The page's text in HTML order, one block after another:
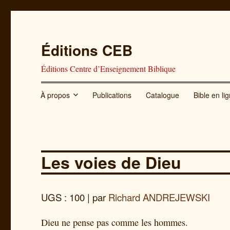
Éditions CEB
Éditions Centre d’Enseignement Biblique
À propos Publications Catalogue Bible en
Les voies de Dieu
UGS : 100 | par Richard ANDREJEWSKI
Dieu ne pense pas comme les hommes.